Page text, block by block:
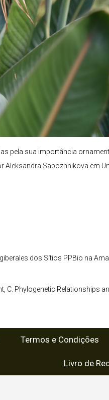
pela sua importância
Aleksandra Sapozhnikova em
dos Sítios PPBio na
C. Phylogenetic Relationships
Termos e Condições
Livro de